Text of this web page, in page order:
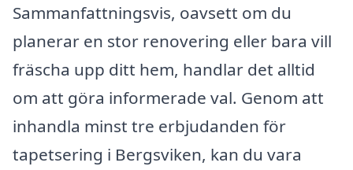
Sammanfattningsvis, oavsett om du
planerar en stor renovering eller bara vill
fräscha upp ditt hem, handlar det alltid
om att göra informerade val. Genom att
inhandla minst tre erbjudanden för
tapetsering i Bergsviken, kan du vara